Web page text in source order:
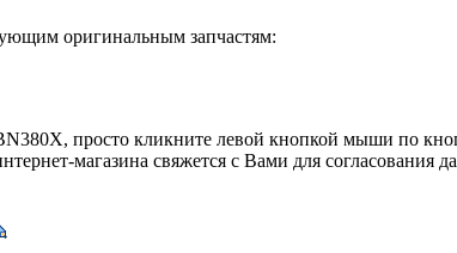
оригинальным запчастям:
просто кликните левой кнопкой мыши по
магазина свяжется с Вами для согласования